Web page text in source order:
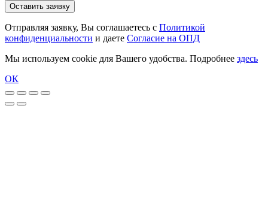
Оставить заявку
Отправляя заявку, Вы соглашаетесь с Политикой
конфиденциальности и даете Согласие на ОПД
Мы используем cookie для Вашего удобства. Подробнее здесь
ОК